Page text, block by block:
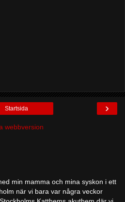
›
Startsida
webbversion
min mamma och mina syskon i ett
när vi bara var några veckor